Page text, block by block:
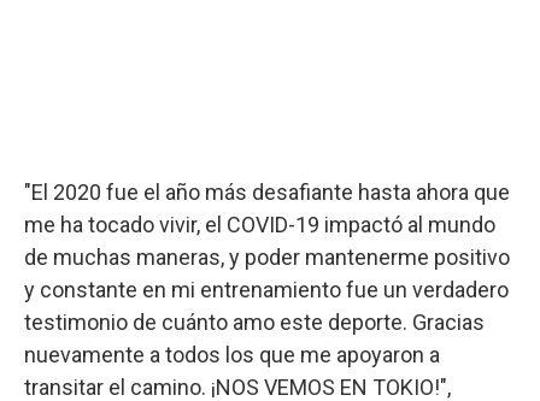
"El 2020 fue el año más desafiante hasta ahora que
me ha tocado vivir, el COVID-19 impactó al mundo
de muchas maneras, y poder mantenerme positivo
y constante en mi entrenamiento fue un verdadero
testimonio de cuánto amo este deporte. Gracias
nuevamente a todos los que me apoyaron a
transitar el camino. ¡NOS VEMOS EN TOKIO!",